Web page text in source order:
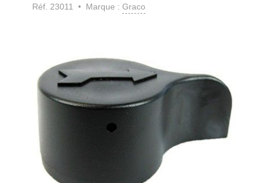
Réf. 23011 • Marque : Graco